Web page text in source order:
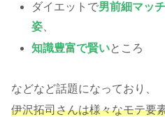
ダイエットで男前細マッ
姿
知識豊富で賢いところ
などなど話題になっており、
伊沢拓司さんは様々なモテ要